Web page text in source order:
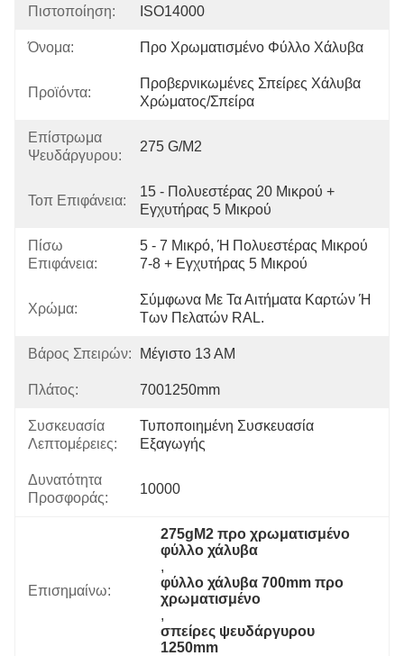
Πιστοποίηση: ISO14000
Όνομα: Προ Χρωματισμένο Φύλλο Χάλυβα
Προϊόντα:
Προβερνικωμένες Σπείρες Χάλυβα
Χρώματος/σπείρα
Επίστρωμα
Ψευδάργυρου:
275 G/m2
Τοπ Επιφάνεια:
15 - Πολυεστέρας 20 Μικρού +
Εγχυτήρας 5 Μικρού
Πίσω
Επιφάνεια:
5 - 7 Μικρό, Ή Πολυεστέρας Μικρού
7-8 + Εγχυτήρας 5 Μικρού
Χρώμα:
Σύμφωνα Με Τα Αιτήματα Καρτών Ή
Των Πελατών RAL.
Βάρος Σπειρών: Μέγιστο 13 ΑΜ
Πλάτος: 7001250mm
Συσκευασία
Λεπτομέρειες:
Τυποποιημένη Συσκευασία
Εξαγωγής
Δυνατότητα
Προσφοράς:
10000
Επισημαίνω:
275gM2 προ χρωματισμένο
φύλλο χάλυβα
,
φύλλο χάλυβα 700mm προ
χρωματισμένο
,
σπείρες ψευδάργυρου
1250mm